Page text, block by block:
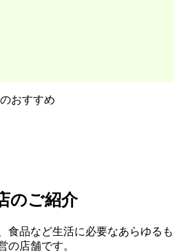
おすすめ
のご紹介
食品など生活に必要なあらゆるも
の店舗です。